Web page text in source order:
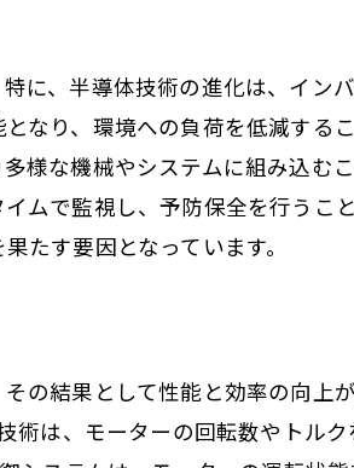
ギーと交流モーターの統合
ター技術の現状と課題
流モーターの選択肢
求するモーター開発の方向性
化による環境負荷の低減
におけるモーター技術の役割
らしたモーターの小型化
ターの設計変遷
進化とその背景にある技術
に、半導体技術の進化は、イン
なり、環境への負荷を低減する
な機械やシステムに組み込む
ムで監視し、予防保全を行うこ
たす要因となっています。
の結果として性能と効率の向上
術は、モーターの回転数やトル